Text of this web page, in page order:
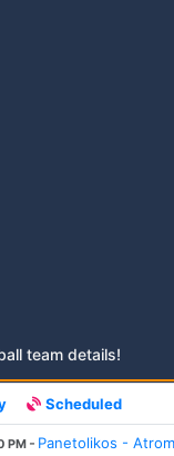
team details!
Scheduled
PM - Panetolikos -